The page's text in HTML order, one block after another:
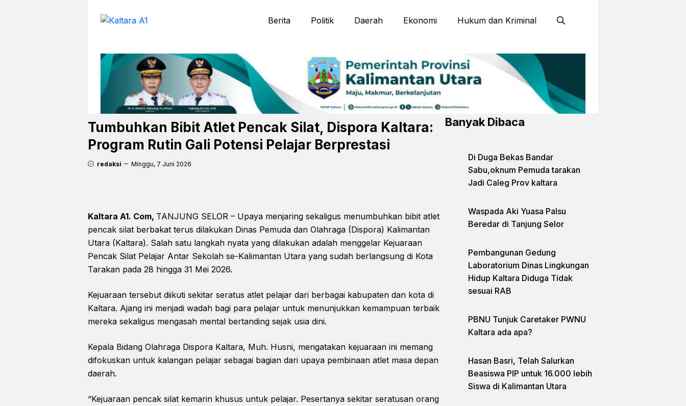
Berita Politik Daerah Ekonomi Hukum dan Kriminal
Tumbuhkan Bibit Atlet Pencak Silat, Dispora Kaltara:
Program Rutin Gali Potensi Pelajar Berprestasi
redaksi Minggu, 7 Juni 2026
Kaltara A1. Com, TANJUNG SELOR – Upaya menjaring sekaligus menumbuhkan bibit atlet
pencak silat berbakat terus dilakukan Dinas Pemuda dan Olahraga (Dispora) Kalimantan
Utara (Kaltara). Salah satu langkah nyata yang dilakukan adalah menggelar Kejuaraan
Pencak Silat Pelajar Antar Sekolah se-Kalimantan Utara yang sudah berlangsung di Kota
Tarakan pada 28 hingga 31 Mei 2026.
Kejuaraan tersebut diikuti sekitar seratus atlet pelajar dari berbagai kabupaten dan kota di
Kaltara. Ajang ini menjadi wadah bagi para pelajar untuk menunjukkan kemampuan terbaik
mereka sekaligus mengasah mental bertanding sejak usia dini.
Kepala Bidang Olahraga Dispora Kaltara, Muh. Husni, mengatakan kejuaraan ini memang
difokuskan untuk kalangan pelajar sebagai bagian dari upaya pembinaan atlet masa depan
daerah.
“Kejuaraan pencak silat kemarin khusus untuk pelajar. Pesertanya sekitar seratusan orang
Banyak Dibaca
Di Duga Bekas Bandar
Sabu,oknum Pemuda tarakan
Jadi Caleg Prov kaltara
Waspada Aki Yuasa Palsu
Beredar di Tanjung Selor
Pembangunan Gedung
Laboratorium Dinas Lingkungan
Hidup Kaltara Diduga Tidak
sesuai RAB
PBNU Tunjuk Caretaker PWNU
Kaltara ada apa?
Hasan Basri, Telah Salurkan
Beasiswa PIP untuk 16.000 lebih
Siswa di Kalimantan Utara